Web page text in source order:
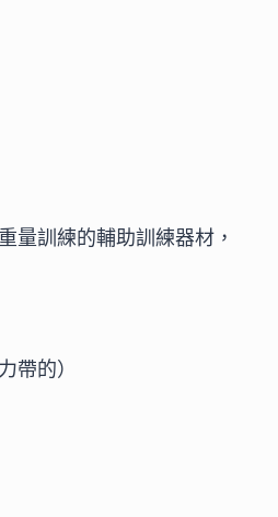
量訓練的輔助訓練器材，
帶的）